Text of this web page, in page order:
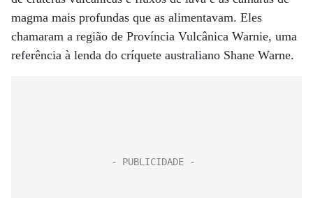
magma mais profundas que as alimentavam. Eles
chamaram a região de Província Vulcânica Warnie, uma
referência à lenda do críquete australiano Shane Warne.